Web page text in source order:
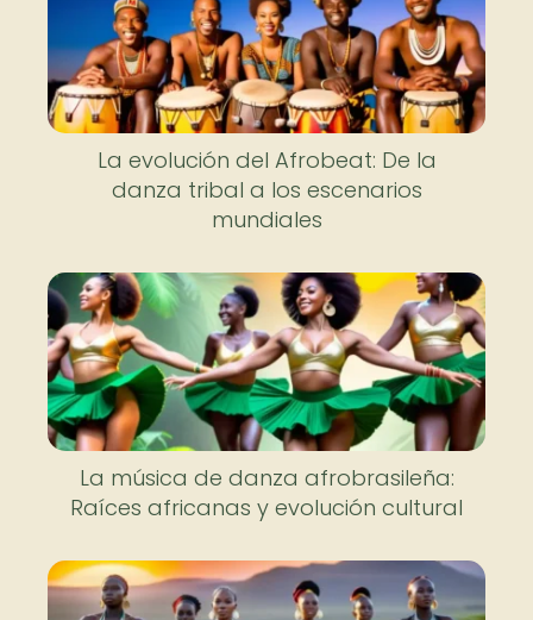
La evolución del Afrobeat: De la
danza tribal a los escenarios
mundiales
La música de danza afrobrasileña:
Raíces africanas y evolución cultural